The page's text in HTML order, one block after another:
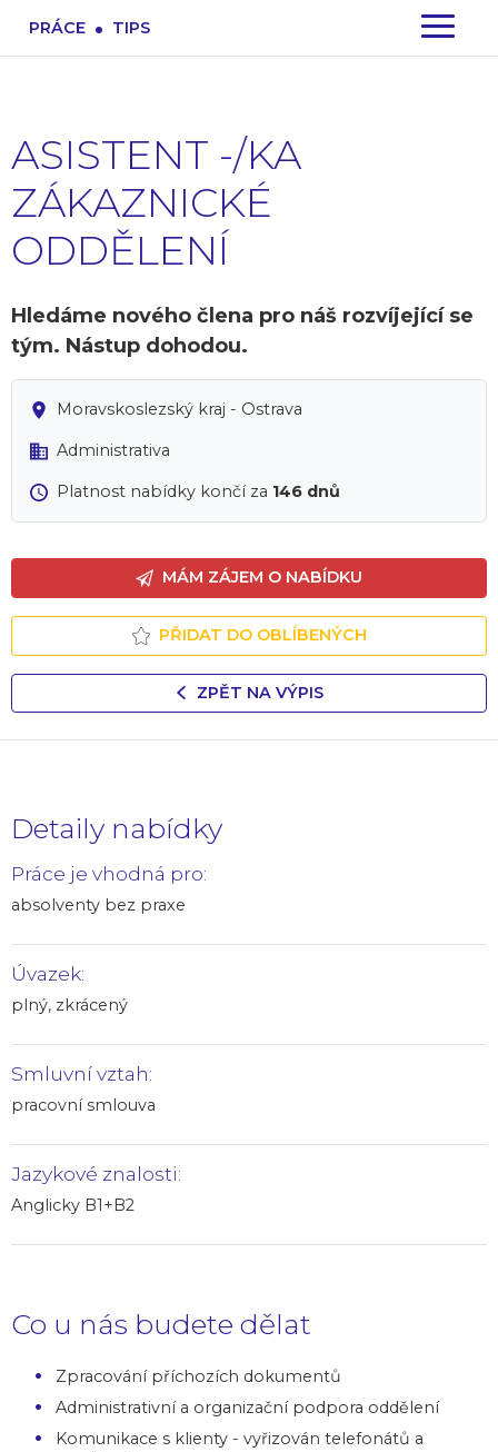
PRÁCE . TIPS
ASISTENT -/KA
ZÁKAZNICKÉ
ODDĚLENÍ
Hledáme nového člena pro náš rozvíjející se
tým. Nástup dohodou.
Moravskoslezský kraj - Ostrava
Administrativa
Platnost nabídky končí za 146 dnů
MÁM ZÁJEM O NABÍDKU
PŘIDAT DO OBLÍBENÝCH
ZPĚT NA VÝPIS
Detaily nabídky
Práce je vhodná pro:
absolventy bez praxe
Úvazek:
plný, zkrácený
Smluvní vztah:
pracovní smlouva
Jazykové znalosti:
Anglicky B1+B2
Co u nás budete dělat
Zpracování příchozích dokumentů
Administrativní a organizační podpora oddělení
Komunikace s klienty - vyřizován telefonátů a